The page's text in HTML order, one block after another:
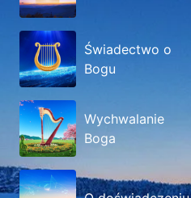
Świadectwo o
Bogu
Wychwalanie
Boga